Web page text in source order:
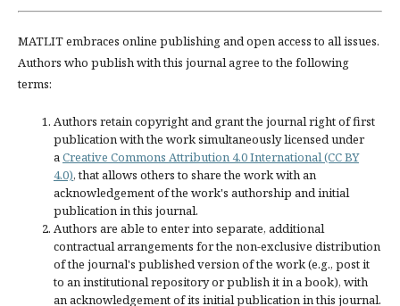
MATLIT embraces online publishing and open access to all issues.
Authors who publish with this journal agree to the following
terms:
Authors retain copyright and grant the journal right of first
publication with the work simultaneously licensed under
aCreative Commons Attribution 4.0 International (CC BY
4.0), that allows others to share the work with an
acknowledgement of the work's authorship and initial
publication in this journal.
Authors are able to enter into separate, additional
contractual arrangements for the non-exclusive distribution
of the journal's published version of the work (e.g., post it
to an institutional repository or publish it in a book), with
an acknowledgement of its initial publication in this journal.